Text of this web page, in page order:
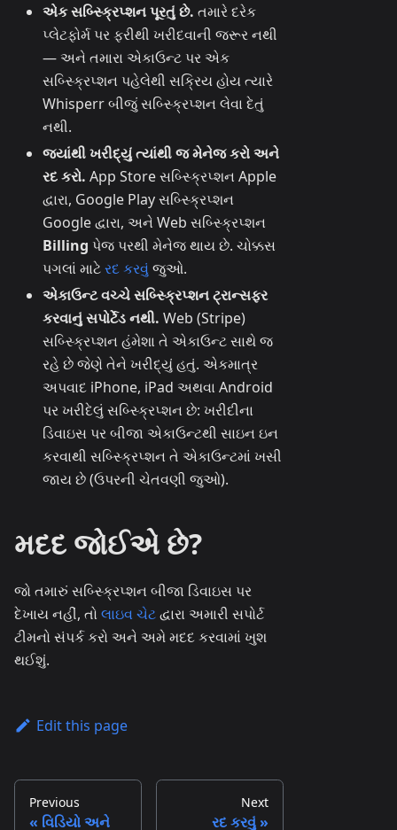
એક સબ્સ્ક્રિપ્શન પૂરતું છે. તમારે દરેક
પ્લેટફોર્મ પર ફરીથી ખરીદવાની જરૂર નથી
— અને તમારા એકાઉન્ટ પર એક
સબ્સ્ક્રિપ્શન પહેલેથી સક્રિય હોય ત્યારે
Whisperr બીજું સબ્સ્ક્રિપ્શન લેવા દેતું
નથી.
જ્યાંથી ખરીદ્યું ત્યાંથી જ મેનેજ કરો અને
રદ કરો. App Store સબ્સ્ક્રિપ્શન Apple
દ્વારા, Google Play સબ્સ્ક્રિપ્શન
Google દ્વારા, અને Web સબ્સ્ક્રિપ્શન
Billing પેજ પરથી મેનેજ થાય છે. ચોક્કસ
પગલાં માટેરદ કરવુંજુઓ.
એકાઉન્ટ વચ્ચે સબ્સ્ક્રિપ્શન ટ્રાન્સફર
કરવાનું સપોર્ટેડ નથી. Web (Stripe)
સબ્સ્ક્રિપ્શન હંમેશા તે એકાઉન્ટ સાથે જ
રહે છે જેણે તેને ખરીદ્યું હતું. એકમાત્ર
અપવાદ iPhone, iPad અથવા Android
પર ખરીદેલું સબ્સ્ક્રિપ્શન છે: ખરીદીના
ડિવાઇસ પર બીજા એકાઉન્ટથી સાઇન ઇન
કરવાથી સબ્સ્ક્રિપ્શન તે એકાઉન્ટમાં ખસી
જાય છે (ઉપરની ચેતવણી જુઓ).
મદદ જોઈએ છે?
જો તમારું સબ્સ્ક્રિપ્શન બીજા ડિવાઇસ પર
દેખાય નહીં, તોલાઇવ ચેટદ્વારા અમારી સપોર્ટ
ટીમનો સંપર્ક કરો અને અમે મદદ કરવામાં ખુશ
થઈશું.
Edit this page
Previous
વિડિયો અને
Next
રદ કરવું